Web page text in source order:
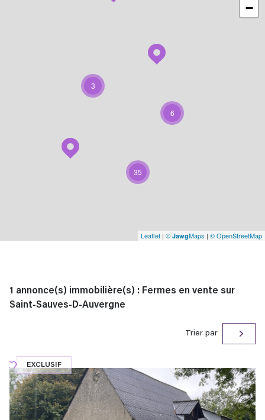
3
6
35
−
Leaflet | © JawgMaps | © OpenStreetMap
1 annonce(s) immobilière(s) : Fermes en vente sur
Saint-Sauves-D-Auvergne
Trier par
EXCLUSIF